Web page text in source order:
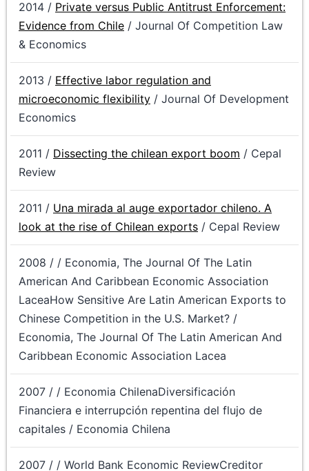
2014 / Private versus Public Antitrust Enforcement:
Evidence from Chile / Journal Of Competition Law
& Economics
2013 / Effective labor regulation and
microeconomic flexibility / Journal Of Development
Economics
2011 / Dissecting the chilean export boom / Cepal
Review
2011 / Una mirada al auge exportador chileno. A
look at the rise of Chilean exports / Cepal Review
2008 / / Economia, The Journal Of The Latin
American And Caribbean Economic Association
LaceaHow Sensitive Are Latin American Exports to
Chinese Competition in the U.S. Market? /
Economia, The Journal Of The Latin American And
Caribbean Economic Association Lacea
2007 / / Economia ChilenaDiversificación
Financiera e interrupción repentina del flujo de
capitales / Economia Chilena
2007 / / World Bank Economic ReviewCreditor